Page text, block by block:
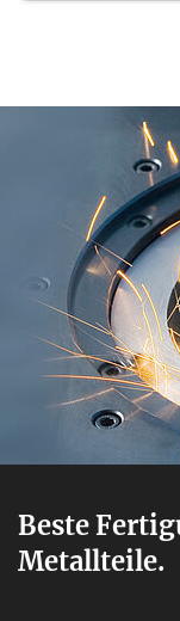
Beste
Metallteile.